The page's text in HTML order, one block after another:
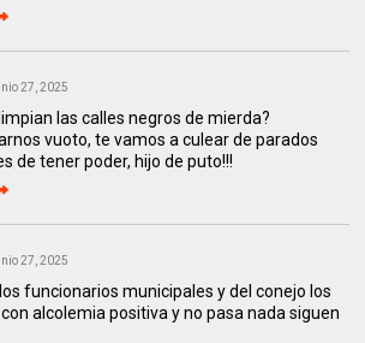
27, 2025
las calles negros de mierda?
vuoto, te vamos a culear de parados
de tener poder, hijo de puto!!!
27, 2025
funcionarios municipales y del conejo los
alcolemia positiva y no pasa nada siguen